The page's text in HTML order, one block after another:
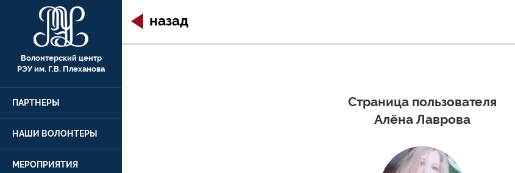
Волонтерский центр
РЭУ им. Г.В. Плеханова
ПАРТНЕРЫ
НАШИ ВОЛОНТЕРЫ
МЕРОПРИЯТИЯ
назад
Страница пользователя
Алёна Лаврова